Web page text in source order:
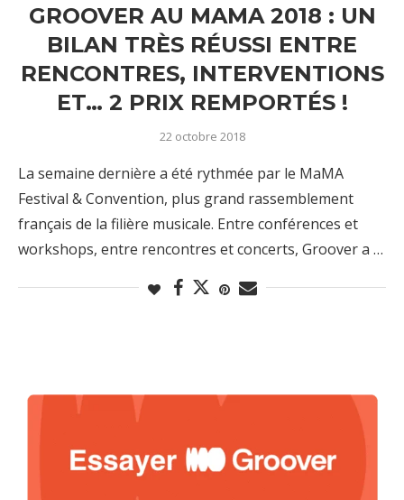
GROOVER AU MAMA 2018 : UN
BILAN TRÈS RÉUSSI ENTRE
RENCONTRES, INTERVENTIONS
ET… 2 PRIX REMPORTÉS !
22 octobre 2018
La semaine dernière a été rythmée par le MaMA
Festival & Convention, plus grand rassemblement
français de la filière musicale. Entre conférences et
workshops, entre rencontres et concerts, Groover a …